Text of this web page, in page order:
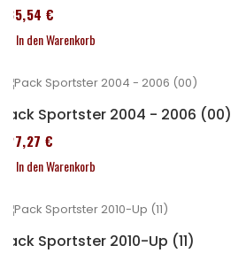
235,54 €
In den Warenkorb
Pack Sportster 2004 - 2006 (00)
227,27 €
In den Warenkorb
Pack Sportster 2010-Up (11)